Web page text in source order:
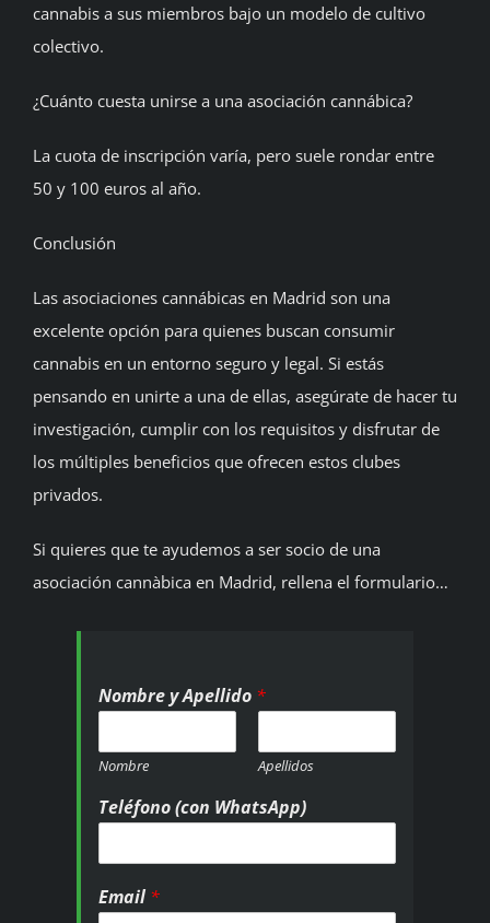
cannabis a sus miembros bajo un modelo de cultivo
colectivo.
¿Cuánto cuesta unirse a una asociación cannábica?
La cuota de inscripción varía, pero suele rondar entre
50 y 100 euros al año.
Conclusión
Las asociaciones cannábicas en Madrid son una
excelente opción para quienes buscan consumir
cannabis en un entorno seguro y legal. Si estás
pensando en unirte a una de ellas, asegúrate de hacer tu
investigación, cumplir con los requisitos y disfrutar de
los múltiples beneficios que ofrecen estos clubes
privados.
Si quieres que te ayudemos a ser socio de una
asociación cannàbica en Madrid, rellena el formulario…
Nombre y Apellido *
Nombre Apellidos
Teléfono (con WhatsApp)
Email *